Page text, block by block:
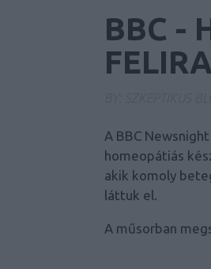
BBC -
A BBC
homeopátiás
akik komoly
láttuk el.
A műsorban